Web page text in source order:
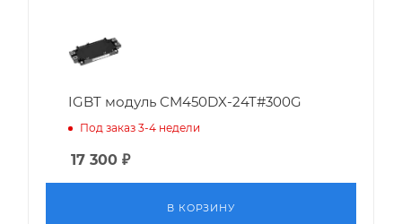
IGBT модуль CM450DX-24T#300G
Под заказ 3-4 недели
17 300 ₽
В КОРЗИНУ